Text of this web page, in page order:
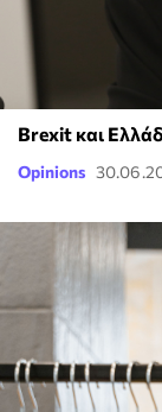
Brexit και
Opinions